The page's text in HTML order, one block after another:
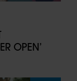
OPEN’